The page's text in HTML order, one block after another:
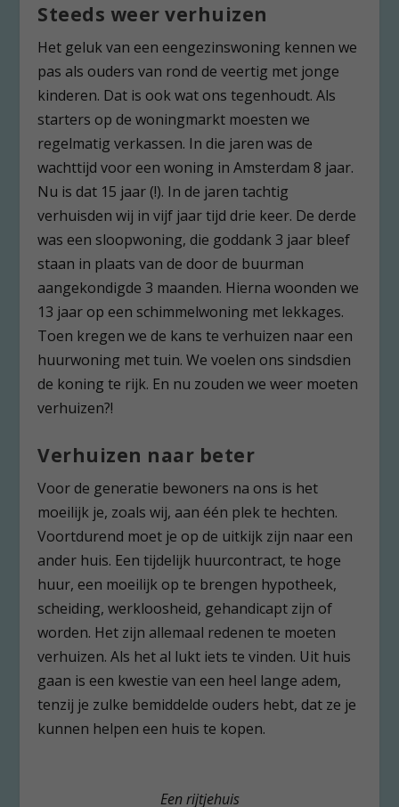
Steeds weer verhuizen
Het geluk van een eengezinswoning kennen we
pas als ouders van rond de veertig met jonge
kinderen. Dat is ook wat ons tegenhoudt. Als
starters op de woningmarkt moesten we
regelmatig verkassen. In die jaren was de
wachttijd voor een woning in Amsterdam 8 jaar.
Nu is dat 15 jaar (!). In de jaren tachtig
verhuisden wij in vijf jaar tijd drie keer. De derde
was een sloopwoning, die goddank 3 jaar bleef
staan in plaats van de door de buurman
aangekondigde 3 maanden. Hierna woonden we
13 jaar op een schimmelwoning met lekkages.
Toen kregen we de kans te verhuizen naar een
huurwoning met tuin. We voelen ons sindsdien
de koning te rijk. En nu zouden we weer moeten
verhuizen?!
Verhuizen naar beter
Voor de generatie bewoners na ons is het
moeilijk je, zoals wij, aan één plek te hechten.
Voortdurend moet je op de uitkijk zijn naar een
ander huis. Een tijdelijk huurcontract, te hoge
huur, een moeilijk op te brengen hypotheek,
scheiding, werkloosheid, gehandicapt zijn of
worden. Het zijn allemaal redenen te moeten
verhuizen. Als het al lukt iets te vinden. Uit huis
gaan is een kwestie van een heel lange adem,
tenzij je zulke bemiddelde ouders hebt, dat ze je
kunnen helpen een huis te kopen.
Een rijtjehuis